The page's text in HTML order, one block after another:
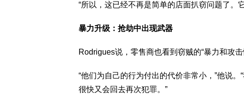
“所以，这已经不再是简单的店面扒窃问题了。
暴力升级：抢劫中出现武器
Rodrigues说，零售商也看到窃贼的“暴力和攻击
“他们为自己的行为付出的代价非常小，”他说
很快又会回去再次犯罪。”